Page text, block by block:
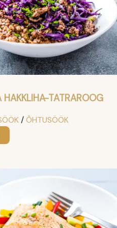
HAKKLIHA-TATRAROOG
/ ÕHTUSÖÖK